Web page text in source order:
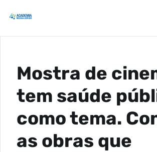
Mostra de
tem saúde
como tema.
as obras que